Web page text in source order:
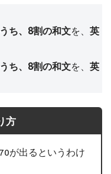
ち、8割の和文を、 英
ち、 8割の和文を、 英
方
が出るというわけ